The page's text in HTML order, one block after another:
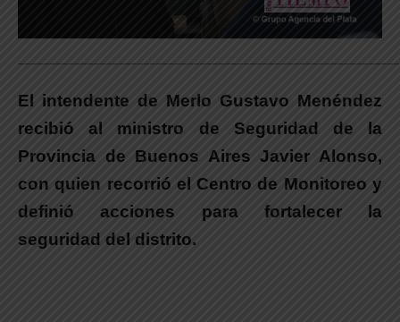
El intendente de Merlo Gustavo Menéndez
recibió al ministro de Seguridad de la
Provincia de Buenos Aires Javier Alonso,
con quien recorrió el Centro de Monitoreo y
definió acciones para fortalecer la
seguridad del distrito.